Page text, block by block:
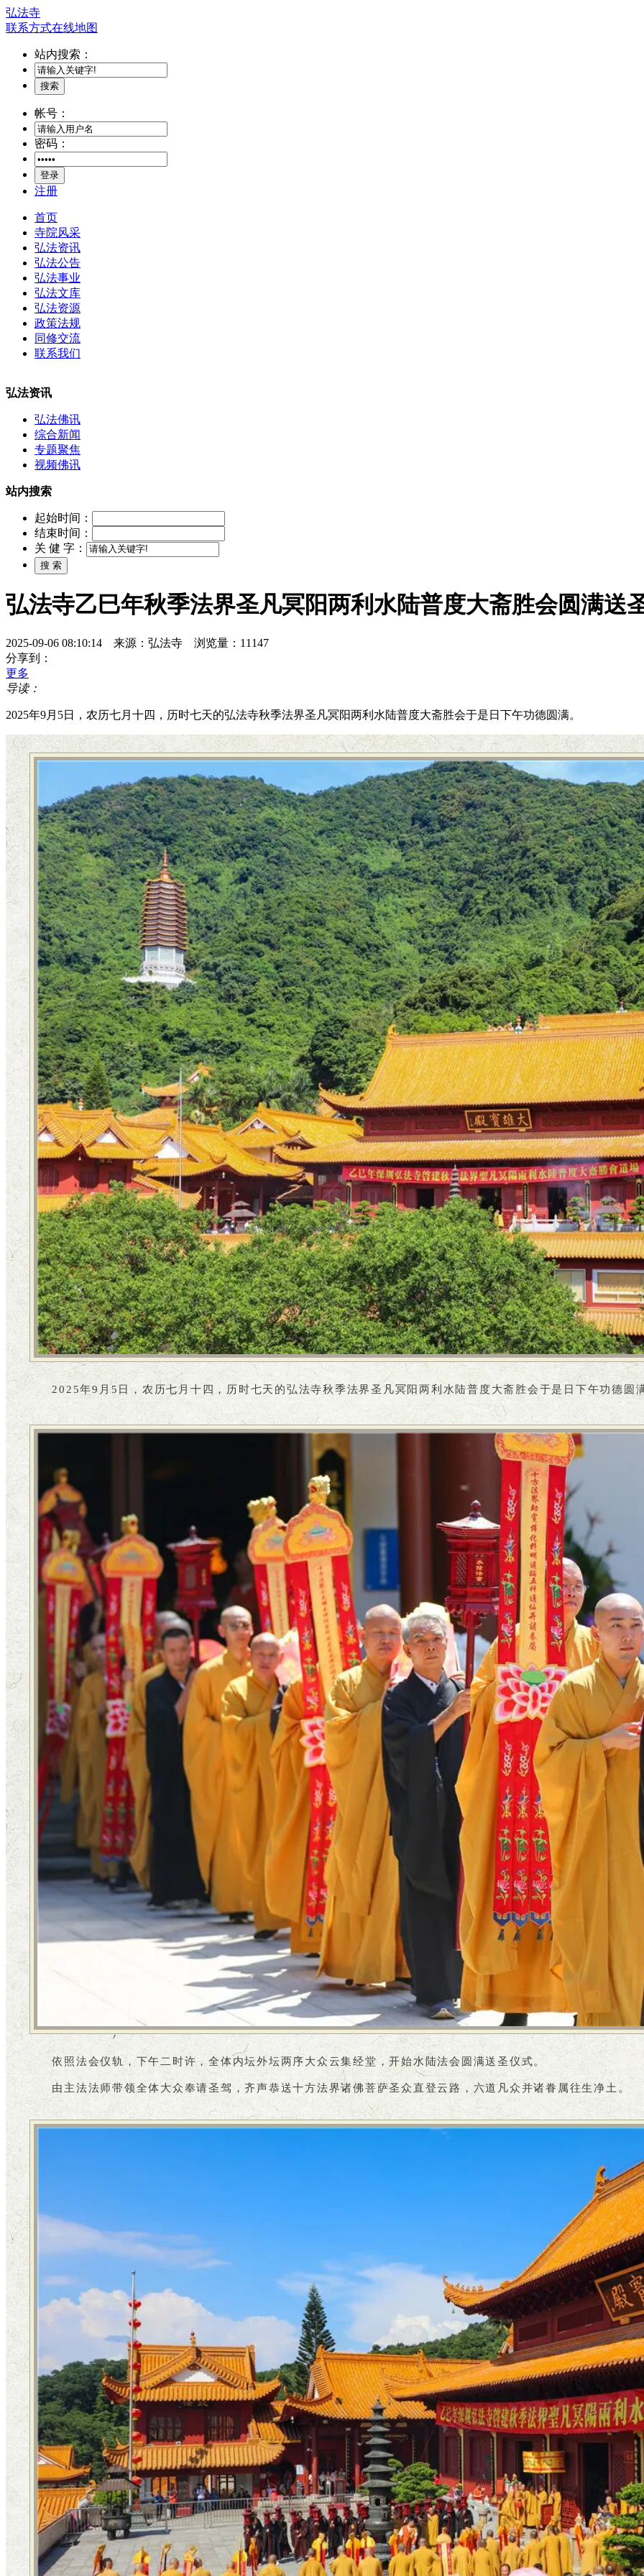
弘法寺
联系方式在线地图
站内搜索：
搜索
帐号：
密码：
登录
注册
首页
寺院风采
弘法资讯
弘法公告
弘法事业
弘法文库
弘法资源
政策法规
同修交流
联系我们
弘法资讯
弘法佛讯
综合新闻
专题聚焦
视频佛讯
站内搜索
起始时间：
结束时间：
关 健 字：
弘法寺乙巳年秋季法界圣凡冥阳两利水陆普度大斋胜会圆满送
2025-09-06 08:10:14 来源：弘法寺 浏览量：11147
分享到：
更多
导读：
2025年9月5日，农历七月十四，历时七天的弘法寺秋季法界圣凡冥阳两利水陆普度大斋胜会于是日下午功德圆满。
2025年9月5日，农历七月十四，历时七天的弘法寺秋季法界圣凡冥阳两利水陆普度大斋胜会于是日下午功德圆
依照法会仪轨，下午二时许，全体内坛外坛两序大众云集经堂，开始水陆法会圆满送圣仪式。
由主法法师带领全体大众奉请圣驾，齐声恭送十方法界诸佛菩萨圣众直登云路，六道凡众并诸眷属往生净土。